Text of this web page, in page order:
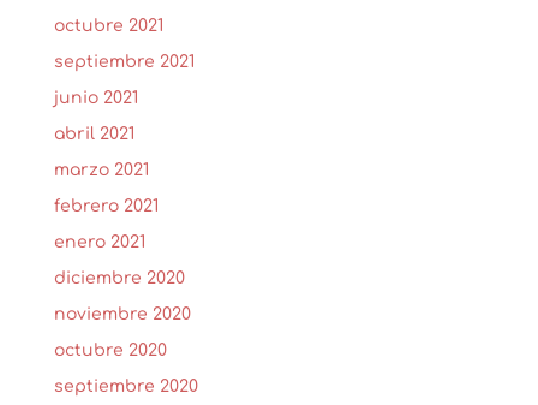
octubre 2021
septiembre 2021
junio 2021
abril 2021
marzo 2021
febrero 2021
enero 2021
diciembre 2020
noviembre 2020
octubre 2020
septiembre 2020